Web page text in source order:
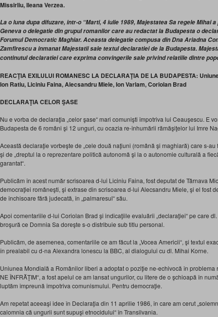
Missirliu, Ileana Verzea.
La o luna dupa difuzare, intr-o “Marti, 4 iulie 1989, Majestatea Sa regele Mihai
Geneva o delegatie din grupul romanilor care au redactat la Budapesta o
Forumul Democratic Maghiar. Aceasta delegatie compusa din Dna Ariadna
Zamfirescu a inmanat Majestatii sale textul declaratiei de la Budapesta.
continutul declaratiei care exprima convingerile sale privind relatiile dintre
REACŢIA EXILULUI ROMANESC LA DECLARAŢIA DE LA BUDAPESTA:
Ion Ratiu, Liciniu Faina, Alecsandru Miele, Ion Varlam, Coriolan Brad
DECLARAŢIA CELOR ŞASE
Nu e vorba de declaraţia „celor şase“ mari comunişti împotriva lui Ceauşescu. E
Budapesta de 6 români şi 12 unguri, cu ocazia re-înhumării rămăşiţelor lui Imre
Această declaraţie vorbeşte de „cele două naţiuni (română şi maghiară) care s-
şi de „dreptul la o reprezentare politică autonomă şi la o autonomie culturală a
garantat“.
Publicăm în acest număr scrisoarea d-lui Liciniu Faina, fost deputat de Târnava
democraţiei româneşti, şi extrase din scrisoarea d-lui Alecsandru Miele, şi el fost
de închisoare fără judecată, în „palmaresul“ său.
Apoi comentariile d-lui Coriolan Brad şi indicaţiile evaluării „declaraţiei“ pe care
broşură ce Domnia Sa doreşte s-o distribuie sub titlu personal.
Publicăm, de asemenea, comentariile ce am făcut la „Vocea Americii“, şi textul
în prealabil cu d-na Alexandra lonescu la BBC, al dialogului cu dl. Mihai Korne.
Uniunea Mondială a Românilor liberi a adoptat o poziţie ne-echivocă în problema
NE ÎNFRĂŢIM“, a fost apelul ce am lansat ungurilor, cu litere de o şchioapă în
luptăm împreună împotriva comunismului. Pentru democraţie.
Am repetat aceeaşi idee în Declaraţia din 11 aprilie 1986, în care am cerut
calomnia că ungurii sunt supuşi etnocidului“ în Transilvania.